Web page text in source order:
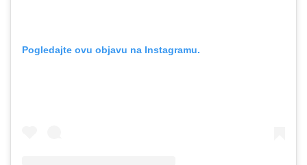
Pogledajte ovu objavu na Instagramu.